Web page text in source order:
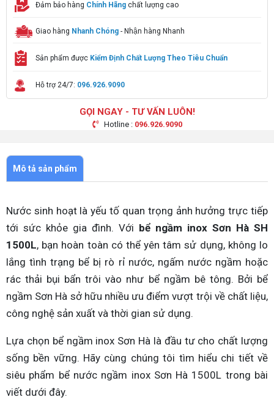
Đảm bảo hàng Chính Hãng chất lượng cao
Giao hàng Nhanh Chóng - Nhận hàng Nhanh
Sản phẩm được Kiểm Định Chất Lượng Theo Tiêu Chuẩn
Hỗ trợ 24/7: 096.926.9090
GỌI NGAY - TƯ VẤN LUÔN!
Hotline : 096.926.9090
Mô tả sản phẩm
Nước sinh hoạt là yếu tố quan trọng ảnh hưởng trực tiếp
tới sức khỏe gia đình. Với bể ngầm inox Sơn Hà SH
1500L, bạn hoàn toàn có thể yên tâm sử dụng, không lo
lắng tình trạng bể bị rò rỉ nước, ngấm nước ngầm hoặc
rác thải bụi bẩn trôi vào như bể ngầm bê tông. Bởi bể
ngầm Sơn Hà sở hữu nhiều ưu điểm vượt trội về chất liệu,
công nghệ sản xuất và thời gian sử dụng.
Lựa chọn bể ngầm inox Sơn Hà là đầu tư cho chất lượng
sống bền vững. Hãy cùng chúng tôi tìm hiểu chi tiết về
siêu phẩm bể nước ngầm inox Sơn Hà 1500L trong bài
viết dưới đây.